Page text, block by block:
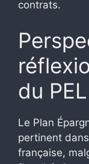
contrats.
du PEL
Le Plan
pertinent
française,